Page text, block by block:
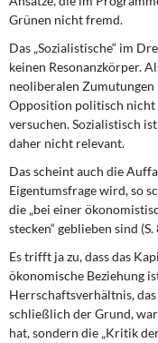
Grünen nicht fremd.
Das „Sozialistische“ im
keinen Resonanzkörper.
neoliberalen Zumutungen
Opposition politisch nicht
versuchen. Sozialistisch
daher nicht relevant.
Das scheint auch die
Eigentumsfrage wird, so
die „bei einer
stecken“ geblieben sind (S.
Es trifft ja zu, dass das
ökonomische Beziehung
Herrschaftsverhältnis,
schließlich der Grund,
hat, sondern die „Kritik